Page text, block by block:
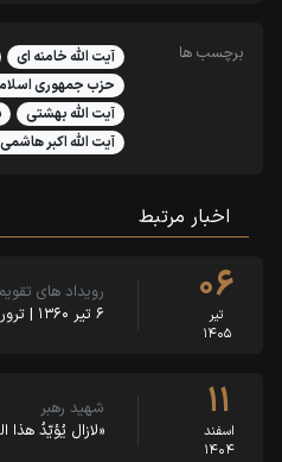
برچسب ها آیت الله خامنه ای
حزب جمهوری
آیت الله بهشتی
آیت الله اکبر
اخبار مرتبط
۰۶
تیر
۱۴۰۵
رویداد های
۶ تیر ۱۳۶۰ | ترور آیت الله خامنه ای
۱۱
اسفند
۱۴۰۴
شهید رهبر
«لازال یُؤیّدُ هذا